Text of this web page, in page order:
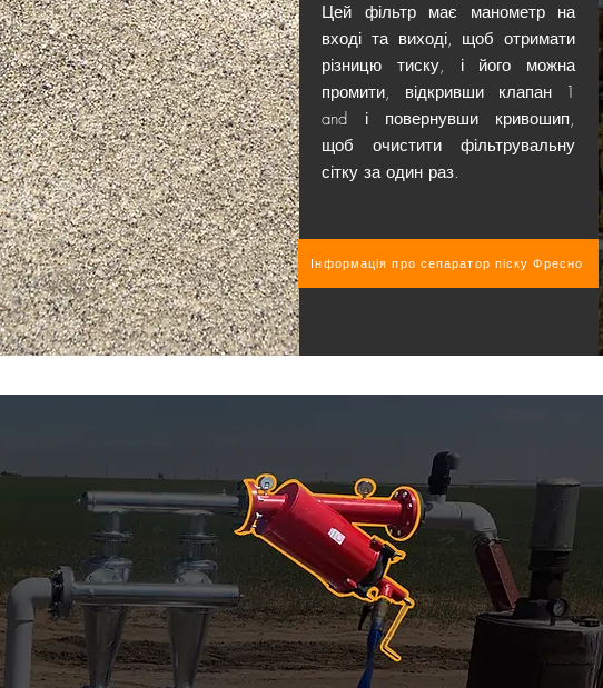
Цей фільтр має манометр на
вході та виході, щоб отримати
різницю тиску, і його можна
промити, відкривши клапан 1
and і повернувши кривошип,
щоб очистити фільтрувальну
сітку за один раз.
Інформація про сепаратор піску Фресно